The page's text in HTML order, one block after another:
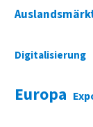
Digitalisierung
Europa